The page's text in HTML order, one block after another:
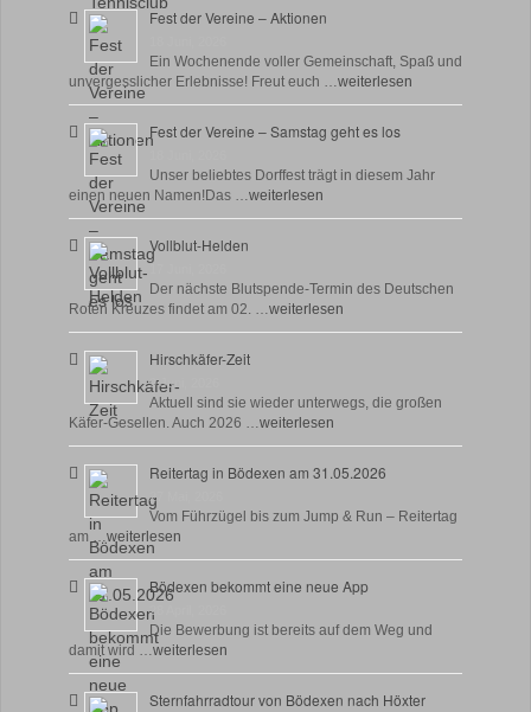
Fest der Vereine – Aktionen
Ein Wochenende voller Gemeinschaft, Spaß und
unvergesslicher Erlebnisse! Freut euch …weiterlesen
Fest der Vereine – Samstag geht es los
Unser beliebtes Dorffest trägt in diesem Jahr
einen neuen Namen!Das …weiterlesen
Vollblut-Helden
Der nächste Blutspende-Termin des Deutschen
Roten Kreuzes findet am 02. …weiterlesen
Hirschkäfer-Zeit
9 Juni, 2026
Aktuell sind sie wieder unterwegs, die großen
Käfer-Gesellen. Auch 2026 …weiterlesen
Reitertag in Bödexen am 31.05.2026
27 Mai, 2026
Vom Führzügel bis zum Jump & Run – Reitertag
am …weiterlesen
Bödexen bekommt eine neue App
28 April, 2026
Die Bewerbung ist bereits auf dem Weg und
damit wird …weiterlesen
Sternfahrradtour von Bödexen nach Höxter